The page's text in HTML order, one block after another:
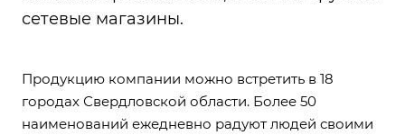
сетевые магазины.
Продукцию компании можно встретить в 18
городах Свердловской области. Более 50
наименований ежедневно радуют людей своими